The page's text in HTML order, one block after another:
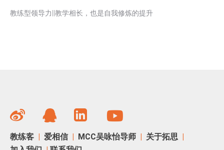
教练型领导力||教学相长，也是自我修炼的提升
教练客 | 爱相信 | MCC吴咏怡导师 | 关于拓思 |